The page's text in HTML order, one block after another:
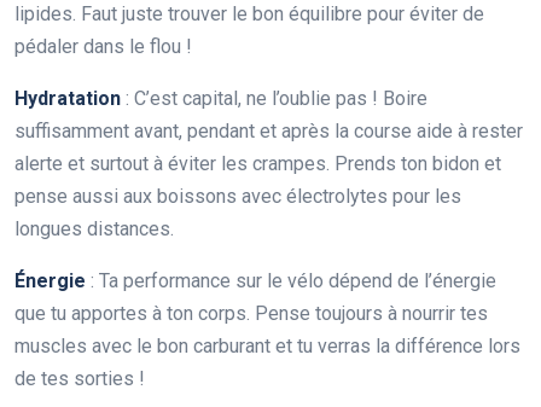
lipides. Faut juste trouver le bon équilibre pour éviter de
pédaler dans le flou !
Hydratation : C’est capital, ne l’oublie pas ! Boire
suffisamment avant, pendant et après la course aide à rester
alerte et surtout à éviter les crampes. Prends ton bidon et
pense aussi aux boissons avec électrolytes pour les
longues distances.
Énergie : Ta performance sur le vélo dépend de l’énergie
que tu apportes à ton corps. Pense toujours à nourrir tes
muscles avec le bon carburant et tu verras la différence lors
de tes sorties !